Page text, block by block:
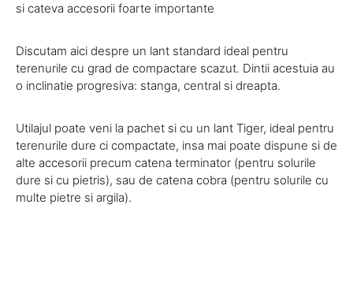
si cateva accesorii foarte importante
Discutam aici despre un lant standard ideal pentru
terenurile cu grad de compactare scazut. Dintii acestuia au
o inclinatie progresiva: stanga, central si dreapta.
Utilajul poate veni la pachet si cu un lant Tiger, ideal pentru
terenurile dure ci compactate, insa mai poate dispune si de
alte accesorii precum catena terminator (pentru solurile
dure si cu pietris), sau de catena cobra (pentru solurile cu
multe pietre si argila).